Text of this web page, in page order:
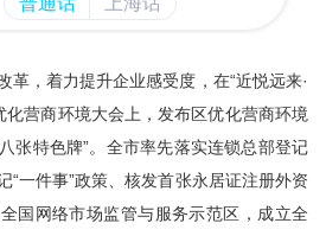
，着力提升企业感受度，在“近悦远来·
化营商环境大会上，发布区优化营商环境
张特色牌”。全市率先落实连锁总部登记
“一件事”政策、核发首张永居证注册外资
国网络市场监管与服务示范区，成立全